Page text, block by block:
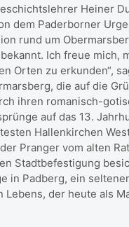
Heiner
dem Paderborner
rund um
Ich freue mich,
Orten zu erkunden“,
die auf die
ihren romanisch-
auf das 13.
Hallenkirchen
Pranger vom alten
Stadtbefestigung
in Padberg, ein
der heute als